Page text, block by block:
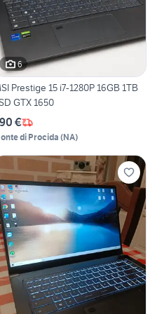
6
Prestige 15 i7-1280P 16GB 1TB
GTX 1650
€
di Procida (NA)